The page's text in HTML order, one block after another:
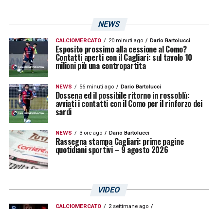
della brutta partita di Torino aveva fatto un
bel filotto. Con la Lazio ha giocato bene e
credo possa salvarsi con facilità, ma ha
bisogno di trovare maggiore continuità di
risultati».
SFIDA CON IL PARMA – «Vale tanto. Di più
per il Parma che non si era mai trovato in
zona retrocessione quest’anno e deve
reagire se non vuole restarci. Il Cagliari,
invece, nelle ultime due stagioni si è abituato
NEWS
CALCIOMERCATO 20 minuti ago Dario Bartolucci
Esposito prossimo alla cessione al Como?
Contatti aperti con il Cagliari: sul tavolo 10
milioni più una contropartita
NEWS 56 minuti ago Dario Bartolucci
Dossena ed il possibile ritorno in rossoblù:
avviati i contatti con il Como per il rinforzo dei
sardi
NEWS 3 ore ago Dario Bartolucci
Rassegna stampa Cagliari: prime pagine
quotidiani sportivi – 9 agosto 2026
VIDEO
CALCIOMERCATO 2 settimane ago